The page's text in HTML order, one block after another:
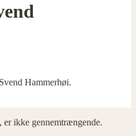
Hammerhøi.
er ikke gennemtrængende.